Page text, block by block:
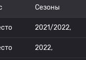
Сезоны
2021/2022,
2022,